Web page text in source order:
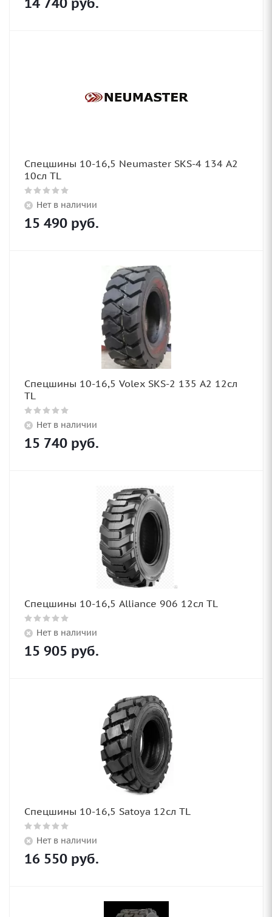
Спецшины 10-16,5 Neumaster SKS-4 134 A2
10сл TL
Нет в наличии
15 490 руб.
Спецшины 10-16,5 Volex SKS-2 135 A2 12сл
TL
Нет в наличии
15 740 руб.
Спецшины 10-16,5 Alliance 906 12сл TL
Нет в наличии
15 905 руб.
Спецшины 10-16,5 Satoya 12сл TL
Нет в наличии
16 550 руб.